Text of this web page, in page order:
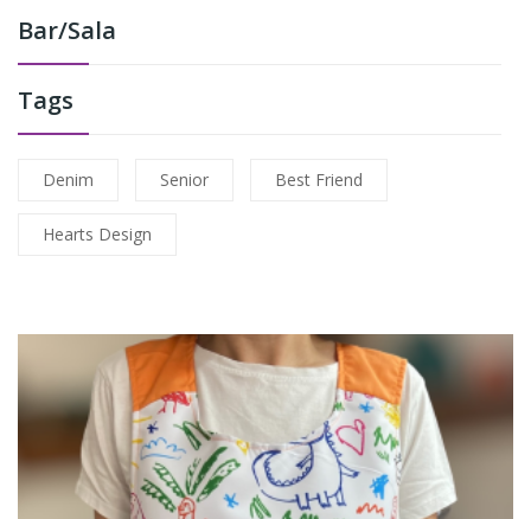
Bar/Sala
Tags
Denim Senior Best Friend
Hearts Design